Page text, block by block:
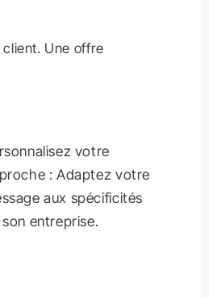
Une offre
votre
: Adaptez votre
aux spécificités
entreprise.